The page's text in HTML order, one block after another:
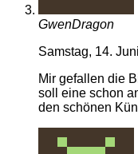
GwenDragon
Samstag, 14.
Mir gefallen die
soll eine schon
den schönen